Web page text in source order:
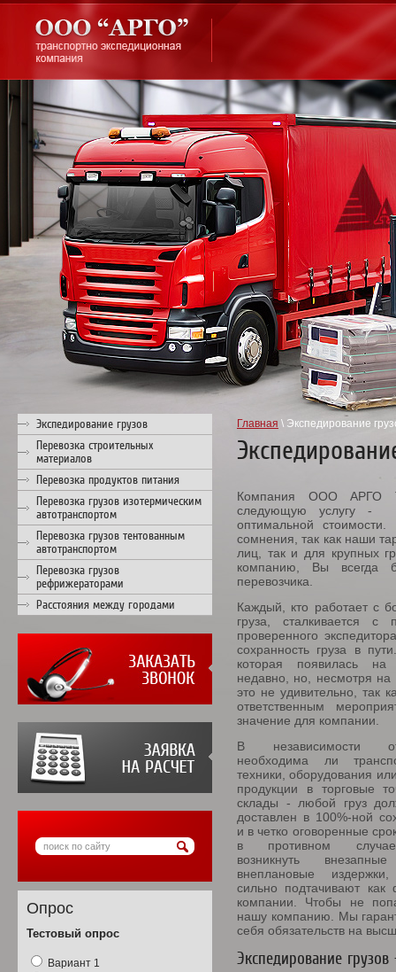
Экспедирование грузов
Перевозка строительных
материалов
Перевозка продуктов питания
Перевозка грузов изотермическим
автотранспортом
Перевозка грузов тентованным
автотранспортом
Перевозка грузов
рефрижераторами
Расстояния между городами
Опрос
Тестовый опрос
Вариант 1
Главная \ Экспедирование
Компания ООО АРГО
следующую услугу
оптимальной
сомнения, так как наши
лиц, так и для крупных
компанию, Вы всегда
перевозчика.
Каждый, кто работает с
груза, сталкивается с
проверенного
сохранность груза в
которая появилась на
недавно, но, несмотря на
это не удивительно, так
ответственным
значение для компании.
В независимости
необходима ли
техники, оборудования
продукции в торговые
склады - любой груз
доставлен в 100%-ной
и в четко оговоренные
в противном
возникнуть
внеплановые
сильно подтачивают
компании. Чтобы не
нашу компанию. Мы
себя обязательств на
Экспедирование